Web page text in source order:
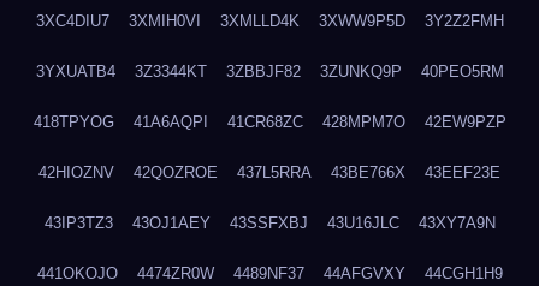
3XC4DIU7 3XMIH0VI 3XMLLD4K 3XWW9P5D 3Y2Z2FMH
3YXUATB4 3Z3344KT 3ZBBJF82 3ZUNKQ9P 40PEO5RM
418TPYOG 41A6AQPI 41CR68ZC 428MPM7O 42EW9PZP
42HIOZNV 42QOZROE 437L5RRA 43BE766X 43EEF23E
43IP3TZ3 43OJ1AEY 43SSFXBJ 43U16JLC 43XY7A9N
441OKOJO 4474ZR0W 4489NF37 44AFGVXY 44CGH1H9